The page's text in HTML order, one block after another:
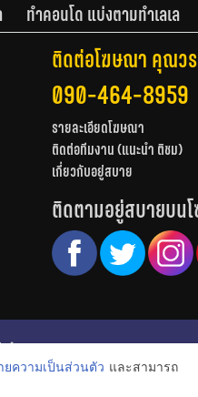
ทำคอนโด แบ่งตามทำเลเล
ติดต่อโฆษณา คุณว
090-464-8959
รายละเอียดโฆษณา
ติดต่อทีมงาน (แนะนำ ติชม)
เกี่ยวกับอยู่สบาย
ติดตามอยู่สบายบนโ
บ้าน
ยความเป็นส่วนตัว และสามารถ